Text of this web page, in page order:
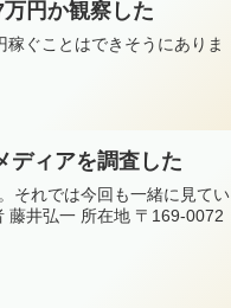
円か観察した
ぐことはできそうにありま
ディアを調査した
それでは今回も一緒に見てい
藤井弘一 所在地 〒169-0072